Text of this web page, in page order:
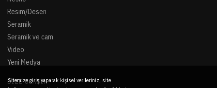
Resim/Desen
Seramik
Seramik ve cam
Video
Yeni Medya
BIZE ULAŞIN
Sitemize giriş yaparak kişisel verileriniz, site